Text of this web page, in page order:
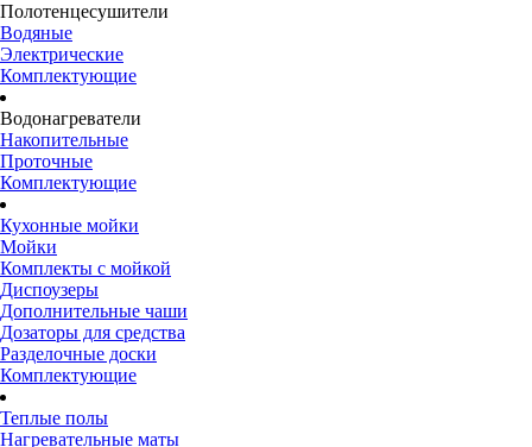
Полотенцесушители
Водяные
Электрические
Комплектующие
Водонагреватели
Накопительные
Проточные
Комплектующие
Кухонные мойки
Мойки
Комплекты с мойкой
Диспоузеры
Дополнительные чаши
Дозаторы для средства
Разделочные доски
Комплектующие
Теплые полы
Нагревательные маты